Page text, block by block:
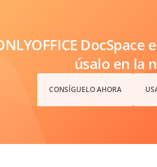
úsalo en la
CONSÍGUELO AHORA